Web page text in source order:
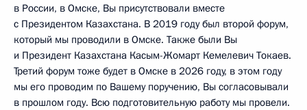
в России, в Омске, Вы присутствовали вместе
с Президентом Казахстана. В 2019 году был второй форум,
который мы проводили в Омске. Также были Вы
и Президент Казахстана Касым-Жомарт Кемелевич Токаев.
Третий форум тоже будет в Омске в 2026 году, в этом году
мы его проводим по Вашему поручению, Вы согласовывали
в прошлом году. Всю подготовительную работу мы провели.